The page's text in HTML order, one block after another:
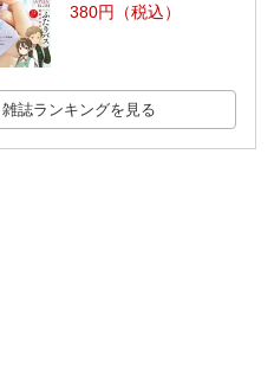
380円（税込）
雑誌ランキングを見る